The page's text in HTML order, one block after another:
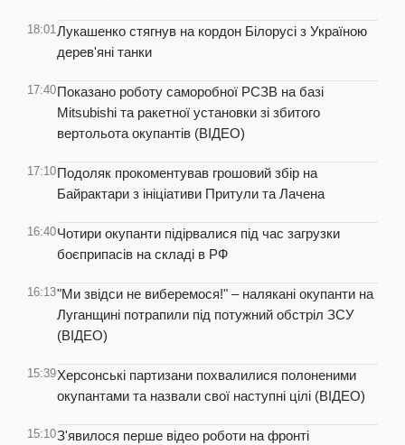
18:01Лукашенко стягнув на кордон Білорусі з Україною
дерев'яні танки
17:40Показано роботу саморобної РСЗВ на базі
Mitsubishi та ракетної установки зі збитого
вертольота окупантів (ВІДЕО)
17:10Подоляк прокоментував грошовий збір на
Байрактари з ініціативи Притули та Лачена
16:40Чотири окупанти підірвалися під час загрузки
боєприпасів на складі в РФ
16:13"Ми звідси не виберемося!" – налякані окупанти на
Луганщині потрапили під потужний обстріл ЗСУ
(ВІДЕО)
15:39Херсонські партизани похвалилися полоненими
окупантами та назвали свої наступні цілі (ВІДЕО)
15:10З'явилося перше відео роботи на фронті